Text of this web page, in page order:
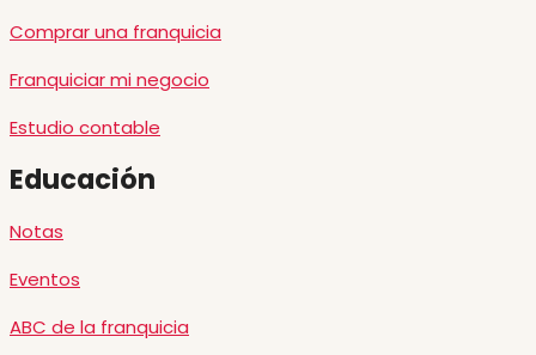
Comprar una franquicia
Franquiciar mi negocio
Estudio contable
Educación
Notas
Eventos
ABC de la franquicia